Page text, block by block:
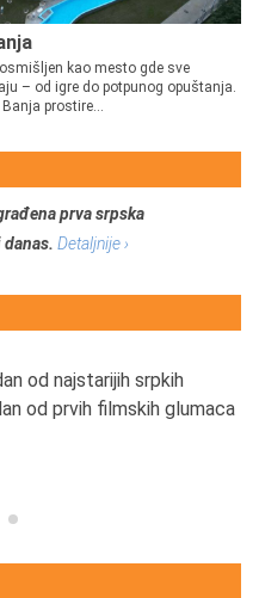
kao mesto gde sve
– od igre do potpunog opuštanja.
prostire...
prva srpska
Detaljnije ›
od najstarijih srpkih
od prvih filmskih glumaca